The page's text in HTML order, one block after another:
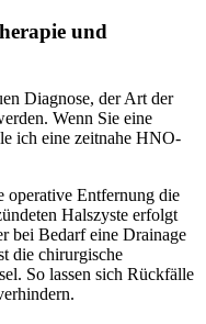
und
Diagnose, der Art der
Wenn Sie eine
ich eine zeitnahe HNO-
operative Entfernung die
Halszyste erfolgt
bei Bedarf eine Drainage
die chirurgische
So lassen sich Rückfälle